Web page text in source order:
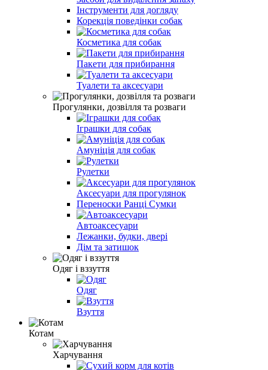
Інструменти для догляду
Корекція поведінки собак
Косметика для собак
Пакети для прибирання
Туалети та аксесуари
Прогулянки, дозвілля та розваги
Іграшки для собак
Амуніція для собак
Рулетки
Аксесуари для прогулянок
Переноски Ранці Сумки
Автоаксесуари
Лежанки, будки, двері
Дім та затишок
Одяг і вззуття
Одяг
Взуття
Котам
Харчування